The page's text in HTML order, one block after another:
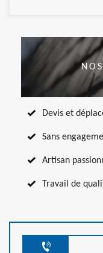
Devis et
Sans
Artisan
Travail de